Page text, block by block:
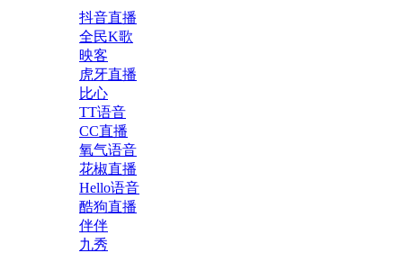
抖音直播
全民K歌
映客
虎牙直播
比心
TT语音
CC直播
氧气语音
花椒直播
Hello语音
酷狗直播
伴伴
九秀